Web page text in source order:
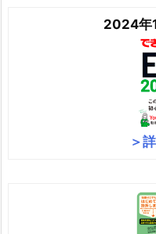
2024年
＞